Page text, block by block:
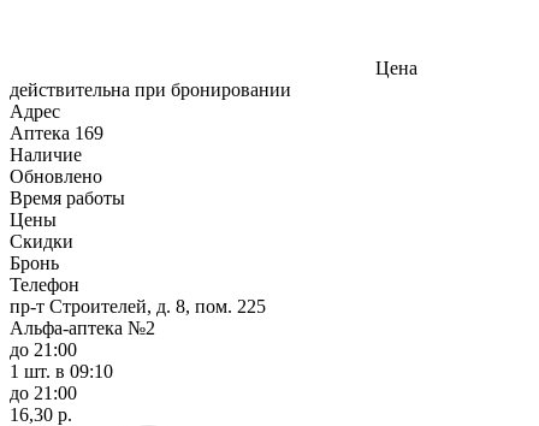
Цена
действительна при бронировании
Адрес
Аптека 169
Наличие
Обновлено
Время работы
Цены
Скидки
Бронь
Телефон
пр-т Строителей, д. 8, пом. 225
Альфа-аптека №2
до 21:00
1 шт. в 09:10
до 21:00
16,30 р.